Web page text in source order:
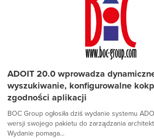
ADOIT 20.0 wprowadza
wyszukiwanie, konfigurowalne
zgodności aplikacji
BOC Group ogłosiła dziś wydanie systemu
wersji swojego pakietu do zarządzania
Wydanie pomaga...